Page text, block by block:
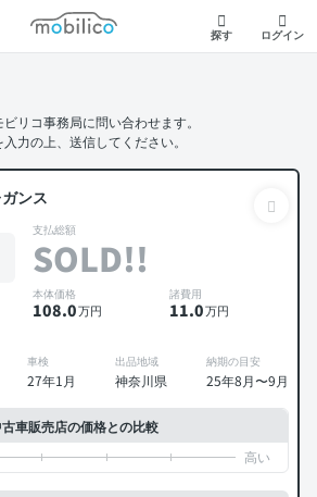
モビリコ
探す ログイン
リコ事務局に問い合わせます。
力の上、送信してください。
ンス
支払総額
SOLD!!
本体価格
108.0万円
諸費用
11.0万円
車検
27年1月
出品地域
神奈川県
納期の目安
25年8月〜9月
車販売店の価格との比較